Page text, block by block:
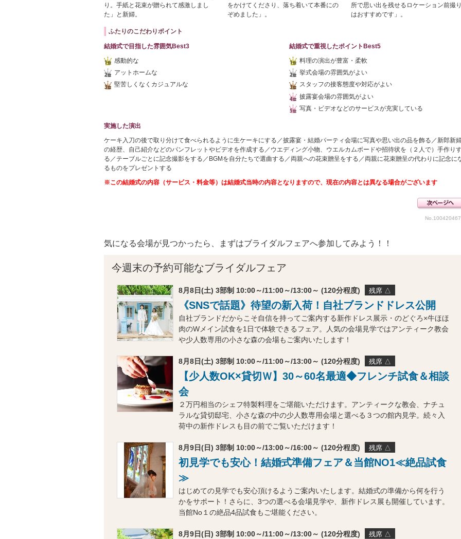
り。手紙と花束が贈られて感激しまし
た」と新婦。
をかけてくださり、落ち着いて本番にの
ぞめました」。
所で思い出を残せるロケーション前撮り
はおすすめです」。
ふたりのこだわりポイント
結婚式で目指した雰囲気Best3
感動的な
アットホームな
堅苦しくなくカジュアルな
結婚式で重視したポイントBest5
料理の演出が豊富・柔軟
挙式会場の雰囲気がよい
スタッフの接客態度や対応がよい
披露宴会場の雰囲気がよい
写真・ビデオなどのサービスが充実している
実施した演出
ケーキ入刀の後で取り分けて食べられるように生ケーキにする／披露宴・結婚パーティ会場に写真や思い出の品を飾る／新郎新
の経歴、自己紹介などのパンフレットやビデオを作成する／ウエディング小物、ウエルカムボードや招待状を（２人で）手作り
る／テーブルごとに記念撮影をする／BGMを自分たちで選曲する／両親への花束贈呈をする／両親に花束贈呈の代わりに記念に
るものをプレゼントする
※この結婚式の内容（サービス・料金等）は結婚式当時の内容となりますので、現在の内容とは異なる場合がございます
気になる会場が見つかったら、まずはブライダルフェアへ参加してみよう！！
今週末の予約可能なブライダルフェア
8月8日(土) 3部制 10:00～/11:00～/13:00～ (120分程度) 残席 △
《SNSで話題》待望の新入荷！自社ブランドドレス公開
自社ブランドだからこそ自信を持ってご案内する新作ドレス展示・のどぐろ×牛ほほ
肉のWメイン試食を1日で体験できるフェア。人気の会場見学ではアンティーク教会
や少人数専用の小さな森の会場もご案内いたします！
8月8日(土) 3部制 10:00～/11:00～/13:00～ (120分程度) 残席 △
【少人数OK×貸切Ｗ】30～60名最適◆フレンチ試食＆相談
会
２万円相当のシェフ特製料理をご堪能いただけます。アンティークな教会、ナチュ
ラルな貸切邸宅、小さな森の中の少人数専用会場と選べる３つの館内見学。続々入
荷中の新作ドレスも目の前でご覧いただけます！
8月9日(日) 3部制 10:00～/13:00～/16:00～ (120分程度) 残席 △
初見学でも安心！結婚式準備フェア＆当館NO1≪絶品試食
≫
はじめての見学でも安心頂けるようご案内いたします。結婚式の準備から何を行う
かをサポート！さらに、3つの選べる会場見学や、新作ドレス展も開催しています。
当館No１の絶品4品試食もご堪能ください。
8月9日(日) 3部制 10:00～/11:00～/13:00～ (120分程度) 残席 △